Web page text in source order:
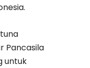
Pancasila
untuk